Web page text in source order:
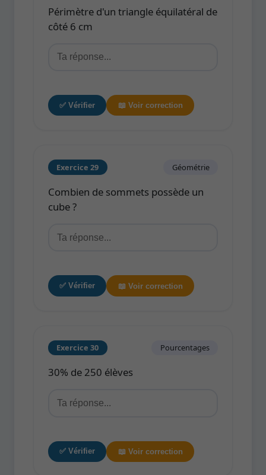
Périmètre d'un triangle équilatéral de
côté 6 cm
✅ Vérifier 📖 Voir correction
Exercice 29 Géométrie
Combien de sommets possède un
cube ?
✅ Vérifier 📖 Voir correction
Exercice 30 Pourcentages
30% de 250 élèves
✅ Vérifier 📖 Voir correction